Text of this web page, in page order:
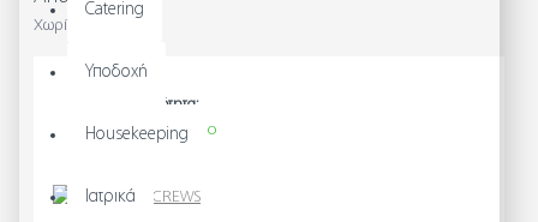
Catering
Υποδοχή
Housekeeping
Ιατρικά
Χωρίς ΦΠΑ: 16,13€
Διαθεσιμότητα:
Άμεσα Διαθέσιμο